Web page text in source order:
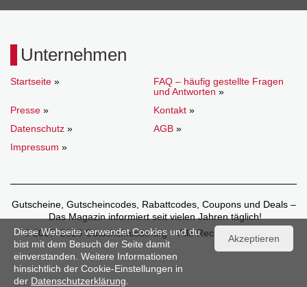
Unternehmen
Startseite »
FAQ – häufig gestellte Fragen
und Antworten »
Presse » Kontakt »
Datenschutz » AGB »
Impressum »
Gutscheine, Gutscheincodes, Rabattcodes, Coupons und Deals –
Das Magazin informiert seit vielen Jahren täglich!
© 2007–2026 Gutscheincode.org – Alle Rechte vorbehalten.
Diese Webseite verwendet Cookies und du
bist mit dem Besuch der Seite damit
einverstanden. Weitere Informationen
hinsichtlich der Cookie-Einstellungen in
der Datenschutzerklärung
Akzeptieren